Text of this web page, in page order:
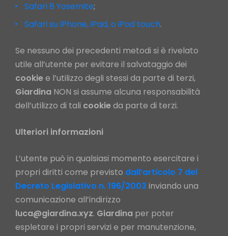
Safari 8 Yosemite;
Safari su iPhone, iPad, o iPod touch.
Se nessuno dei precedenti metodi si è rivelato
utile all’utente per evitare il salvataggio dei
cookie e l’utilizzo degli stessi da parte di terzi,
Giardina NON si assume alcuna responsabilità
dell’utilizzo di tali cookie da parte di terzi.
Ulteriori informazioni
L’utente può in qualsiasi momento esercitare i
propri diritti come previsto dall’articolo 7 del
Decreto Legislativo n. 196/2003 inviando una
comunicazione all’indirizzo
luca@giardina.xyz. Giardina per poter
espletare i propri servizi e per manutenzione,